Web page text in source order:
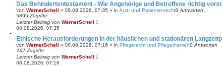
Das Behindertentestament - Wie Angehörige und Betroffene richtig
von WernerSchell » 08.08.2026, 07:35 » in Arzt- und Patientenrecht0 Antworten
5895 Zugriffe
Letzter Beitrag von WernerSchell
08.08.2026, 07:35
Ethische Herausforderungen in der häuslichen und stationären
von WernerSchell » 08.08.2026, 07:16 » in Pflegerecht und Pflegethemen0 Antworten
242 Zugriffe
Letzter Beitrag von WernerSchell
08.08.2026, 07:16